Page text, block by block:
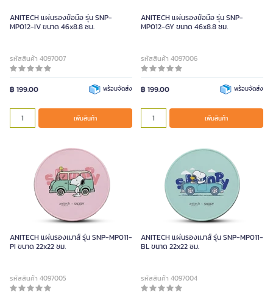
ANITECH แผ่นรองข้อมือ รุ่น SNP-
MP012-IV ขนาด 46x8.8 ซม.
รหัสสินค้า 4097007
฿ 199.00 พร้อมจัดส่ง
เพิ่มสินค้า
ANITECH แผ่นรองข้อมือ รุ่น SNP-
MP012-GY ขนาด 46x8.8 ซม.
รหัสสินค้า 4097006
฿ 199.00 พร้อมจัดส่ง
เพิ่มสินค้า
ANITECH แผ่นรองเมาส์ รุ่น SNP-MP011-
PI ขนาด 22x22 ซม.
รหัสสินค้า 4097005
ANITECH แผ่นรองเมาส์ รุ่น SNP-MP011-
BL ขนาด 22x22 ซม.
รหัสสินค้า 4097004